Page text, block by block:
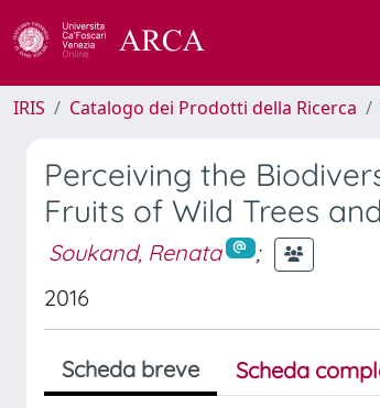
IRIS Catalogo dei Prodotti della Ricerca
Perceiving the
Fruits of Wild Trees
Soukand, Renata
;
2016
Scheda breve Scheda